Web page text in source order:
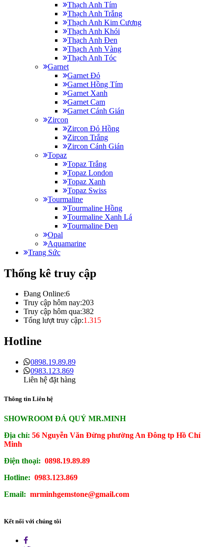
Thạch Anh Tím
Thạch Anh Trắng
Thạch Anh Kim Cương
Thạch Anh Khói
Thạch Anh Đen
Thạch Anh Vàng
Thạch Anh Tóc
Garnet
Garnet Đỏ
Garnet Hồng Tím
Garnet Xanh
Garnet Cam
Garnet Cánh Gián
Zircon
Zircon Đỏ Hồng
Zircon Trắng
Zircon Cánh Gián
Topaz
Topaz Trắng
Topaz London
Topaz Xanh
Topaz Swiss
Tourmaline
Tourmaline Hồng
Tourmaline Xanh Lá
Tourmaline Đen
Opal
Aquamarine
Trang Sức
Thống kê truy cập
Đang Online:6
Truy cập hôm nay:203
Truy cập hôm qua:382
Tổng lượt truy cập:1.315
Hotline
0898.19.89.89
0983.123.869
Liên hệ đặt hàng
Thông tin Liên hệ
SHOWROOM ĐÁ QUÝ MR.MINH
Địa chỉ: 56 Nguyễn Văn Đừng phường An Đông tp Hồ Chí
Minh
Điện thoại: 0898.19.89.89
Hotline: 0983.123.869
Email: mrminhgemstone@gmail.com
Kết nối với chúng tôi